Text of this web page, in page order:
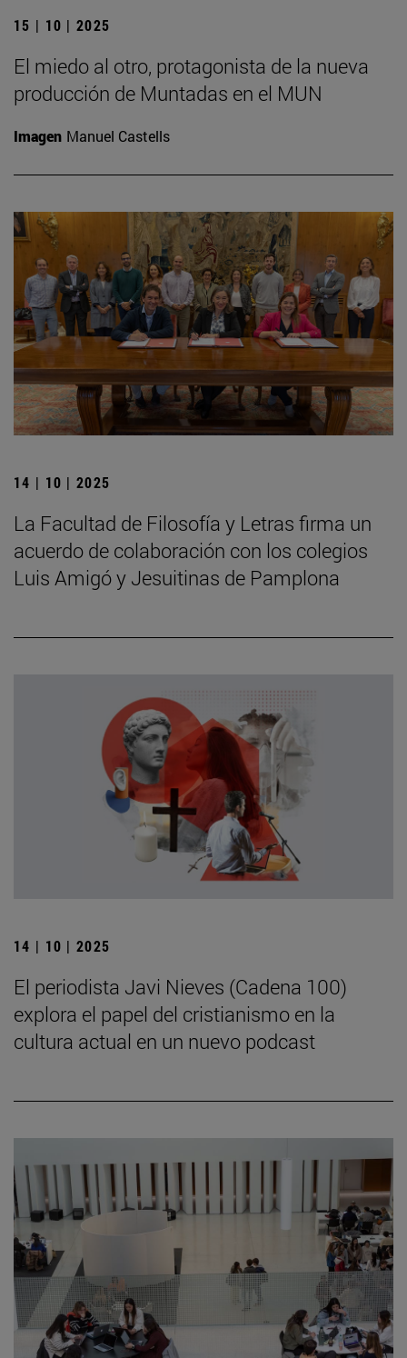
15 | 10 | 2025
El miedo al otro, protagonista de la nueva
producción de Muntadas en el MUN
Imagen Manuel Castells
14 | 10 | 2025
La Facultad de Filosofía y Letras firma un
acuerdo de colaboración con los colegios
Luis Amigó y Jesuitinas de Pamplona
14 | 10 | 2025
El periodista Javi Nieves (Cadena 100)
explora el papel del cristianismo en la
cultura actual en un nuevo podcast